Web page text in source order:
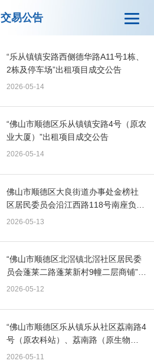
交易公告
“乐从镇镇安路西侧德华路A11号1栋、
2栋及停车场”出租项目成交公告
2026-05-14
“佛山市顺德区乐从镇镇安路4号（原农
业大厦）”出租项目成交公告
2026-05-14
佛山市顺德区大良街道办事处金榜社
区居民委员会沿江西路118号南座负一
层、一层之一、二层、三层、四层之
2026-05-13
“佛山市顺德区北滘镇北滘社区居民委
员会蓬莱二路蓬莱新村9幢二层商铺”等
2宗出租项目成交公告
2026-05-12
“佛山市顺德区乐从镇乐从社区荔南路4
号（原农科站）、荔南路（原生物防
治研究站）”出租项目成交公告
2026-05-11